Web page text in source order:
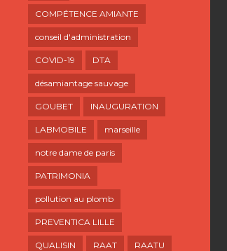
COMPÉTENCE AMIANTE
conseil d'administration
COVID-19 DTA
désamiantage sauvage
GOUBET INAUGURATION
LABMOBILE marseille
notre dame de paris
PATRIMONIA
pollution au plomb
PREVENTICA LILLE
QUALISIN RAAT RAATU